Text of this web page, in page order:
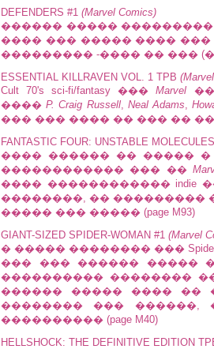
DEFENDERS #1 (Marvel Comics)
������ �����
���� ��� ����� ����
��������� -���� �� ���
ESSENTIAL KILLRAVEN VOL. 1 TPB
Cult 70's sci-fi/fantasy ���Marvel
����P. Craig Russell, Neal Adams,
��� ��� ���� �� ��� ��
FANTASTIC FOUR: UNSTABLE
���� ������ �� �����
������������ ��� ��
���� ������������ indie
��������, �� ���������
����� ��� ����� (page M93)
GIANT-SIZED SPIDER-WOMAN #1 (Marvel
� ����� �������� ���
��� ��� ������ �����
���������� �������� ��
������ ����� ���� ��
�������� ���
���������� (page M40)
HELLSHOCK: THE DEFINITIVE EDITION